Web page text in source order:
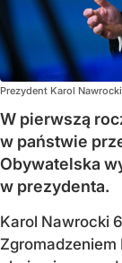
Prezydent Karol Nawrocki
W pierwszą
w państwie
Obywatelska
w prezydenta.
Karol Nawrocki